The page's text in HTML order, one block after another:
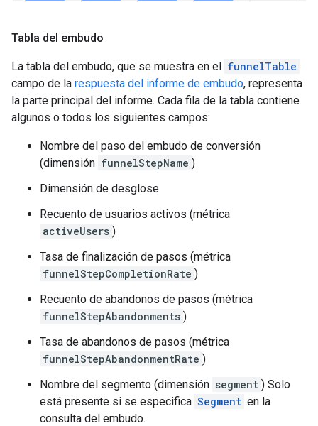
Tabla del embudo
La tabla del embudo, que se muestra en el
funnelTable
campo de la respuesta del informe de embudo, representa
la parte principal del informe. Cada fila de la tabla contiene
algunos o todos los siguientes campos:
Nombre del paso del embudo de conversión
(dimensión funnelStepName )
Dimensión de desglose
Recuento de usuarios activos (métrica
activeUsers )
Tasa de finalización de pasos (métrica
funnelStepCompletionRate )
Recuento de abandonos de pasos (métrica
funnelStepAbandonments )
Tasa de abandonos de pasos (métrica
funnelStepAbandonmentRate )
Nombre del segmento (dimensión segment ) Solo
está presente si se especifica Segment en la
consulta del embudo.